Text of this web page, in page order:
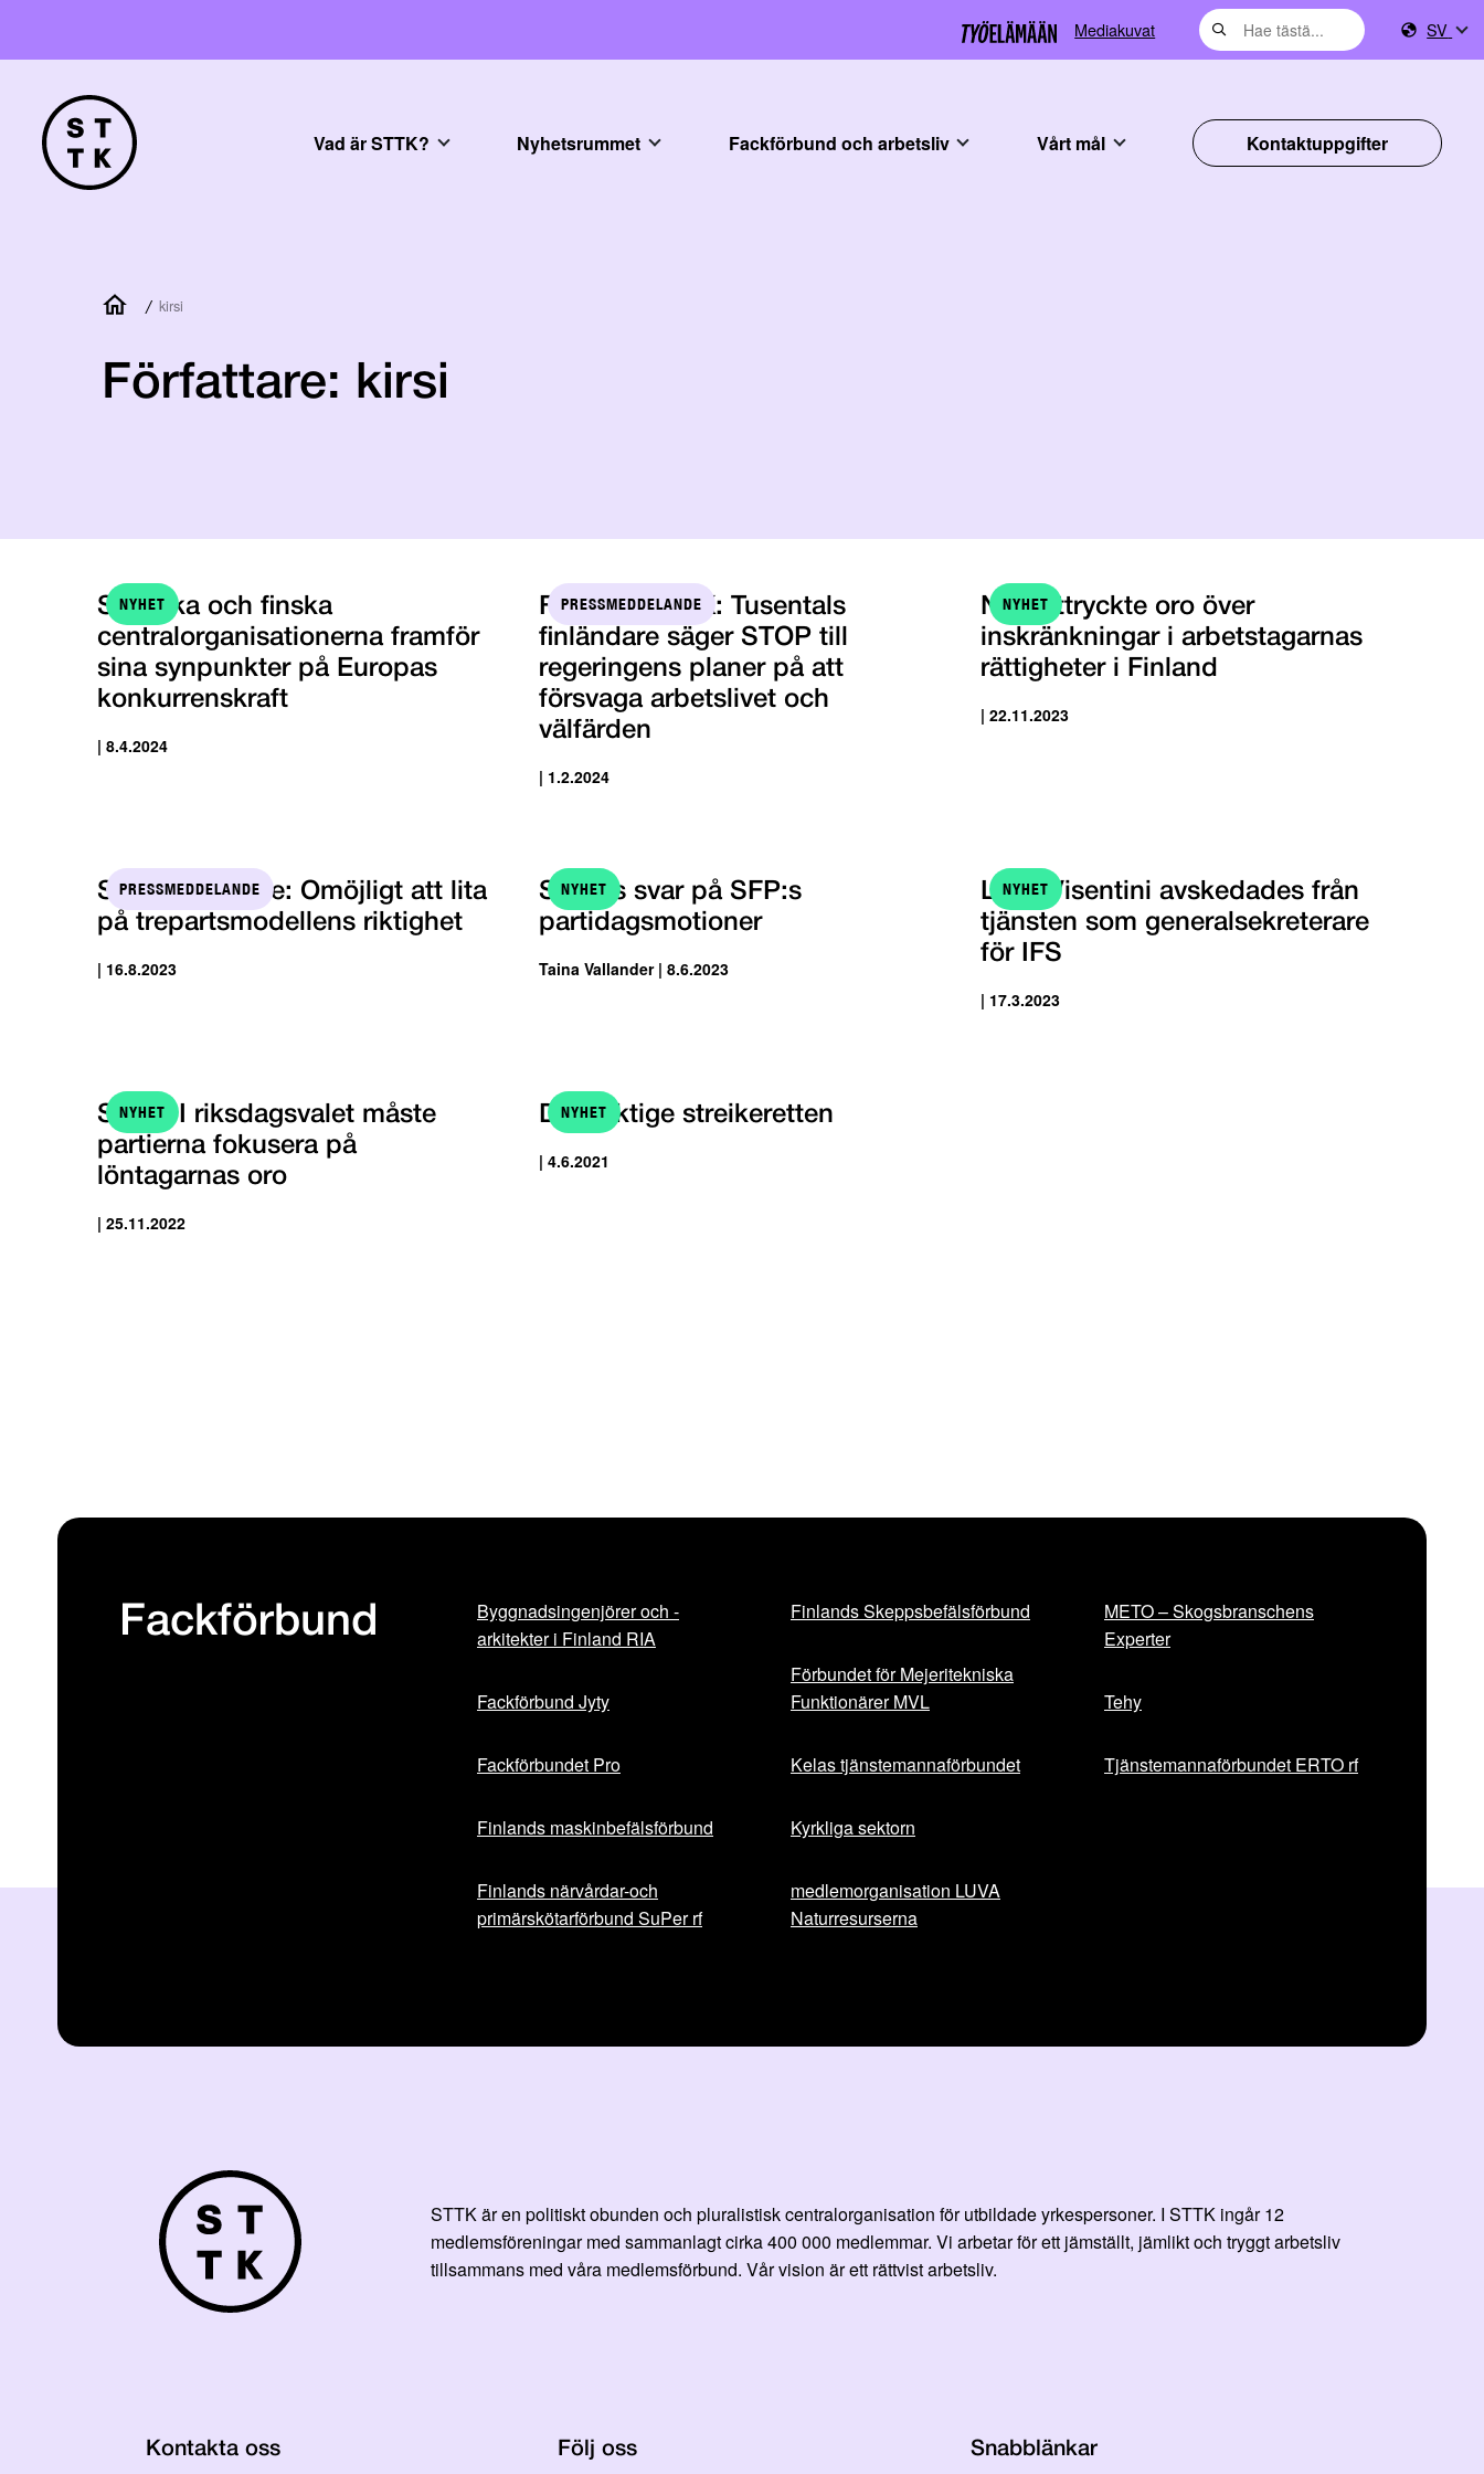
Mediakuvat SV
Vad är STTK? Nyhetsrummet Fackförbund och arbetsliv Vårt mål Kontaktuppgifter
/ kirsi
Författare: kirsi
NYHET
Svenska och finska
centralorganisationerna framför
sina synpunkter på Europas
konkurrenskraft
| 8.4.2024
PRESSMEDDELANDE
FFC och STTK: Tusentals
finländare säger STOP till
regeringens planer på att
försvaga arbetslivet och
välfärden
| 1.2.2024
NYHET
NFS uttryckte oro över
inskränkningar i arbetstagarnas
rättigheter i Finland
| 22.11.2023
PRESSMEDDELANDE
STTK:s styrelse: Omöjligt att lita
på trepartsmodellens riktighet
| 16.8.2023
NYHET
STTK:s svar på SFP:s
partidagsmotioner
Taina Vallander | 8.6.2023
NYHET
Luca Visentini avskedades från
tjänsten som generalsekreterare
för IFS
| 17.3.2023
NYHET
STTK: I riksdagsvalet måste
partierna fokusera på
löntagarnas oro
| 25.11.2022
NYHET
Den viktige streikeretten
| 4.6.2021
Fackförbund
Byggnadsingenjörer och -
arkitekter i Finland RIA
Fackförbund Jyty
Fackförbundet Pro
Finlands maskinbefälsförbund
Finlands närvårdar-och
primärskötarförbund SuPer rf
Finlands Skeppsbefälsförbund
Förbundet för Mejeritekniska
Funktionärer MVL
Kelas tjänstemannaförbundet
Kyrkliga sektorn
medlemorganisation LUVA
Naturresurserna
METO – Skogsbranschens
Experter
Tehy
Tjänstemannaförbundet ERTO rf
STTK är en politiskt obunden och pluralistisk centralorganisation för utbildade yrkespersoner. I STTK ingår 12
medlemsföreningar med sammanlagt cirka 400 000 medlemmar. Vi arbetar för ett jämställt, jämlikt och tryggt arbetsliv
tillsammans med våra medlemsförbund. Vår vision är ett rättvist arbetsliv.
Kontakta oss Följ oss Snabblänkar